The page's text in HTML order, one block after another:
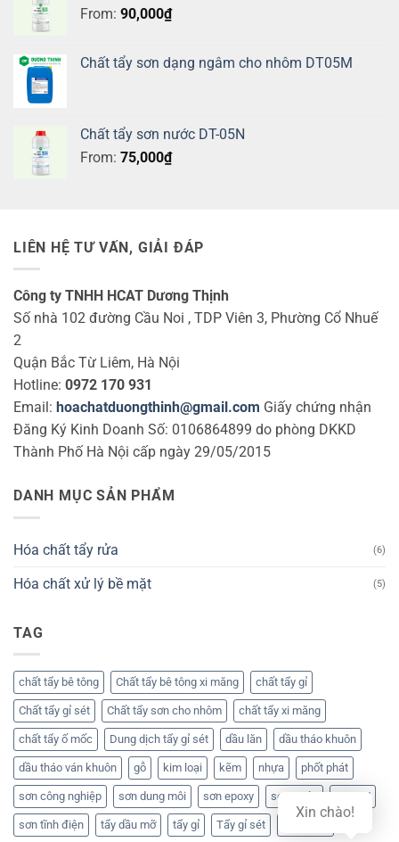
From: 90,000₫
Chất tẩy sơn dạng ngâm cho nhôm DT05M
Chất tẩy sơn nước DT-05N
From: 75,000₫
LIÊN HỆ TƯ VẤN, GIẢI ĐÁP
Công ty TNHH HCAT Dương Thịnh
Số nhà 102 đường Cầu Noi , TDP Viên 3, Phường Cổ Nhuế
2
Quận Bắc Từ Liêm, Hà Nội
Hotline: 0972 170 931
Email: hoachatduongthinh@gmail.com Giấy chứng nhận
Đăng Ký Kinh Doanh Số: 0106864899 do phòng DKKD
Thành Phố Hà Nội cấp ngày 29/05/2015
DANH MỤC SẢN PHẨM
Hóa chất tẩy rửa (6)
Hóa chất xử lý bề mặt (5)
TAG
chất tẩy bê tông Chất tẩy bê tông xi măng chất tẩy gỉ
Chất tẩy gỉ sét Chất tẩy sơn cho nhôm chất tẩy xi măng
chất tẩy ố mốc Dung dịch tẩy gỉ sét dầu lăn dầu tháo khuôn
dầu tháo ván khuôn gỗ kim loại kẽm nhựa phốt phát
sơn công nghiệp sơn dung môi sơn epoxy sơn nước sơn PU
sơn tĩnh điện tẩy dầu mỡ tẩy gỉ Tẩy gỉ sét
Xin chào!